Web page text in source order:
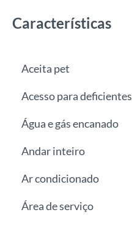
Características
Aceita pet
Acesso para deficientes
Água e gás encanado
Andar inteiro
Ar condicionado
Área de serviço